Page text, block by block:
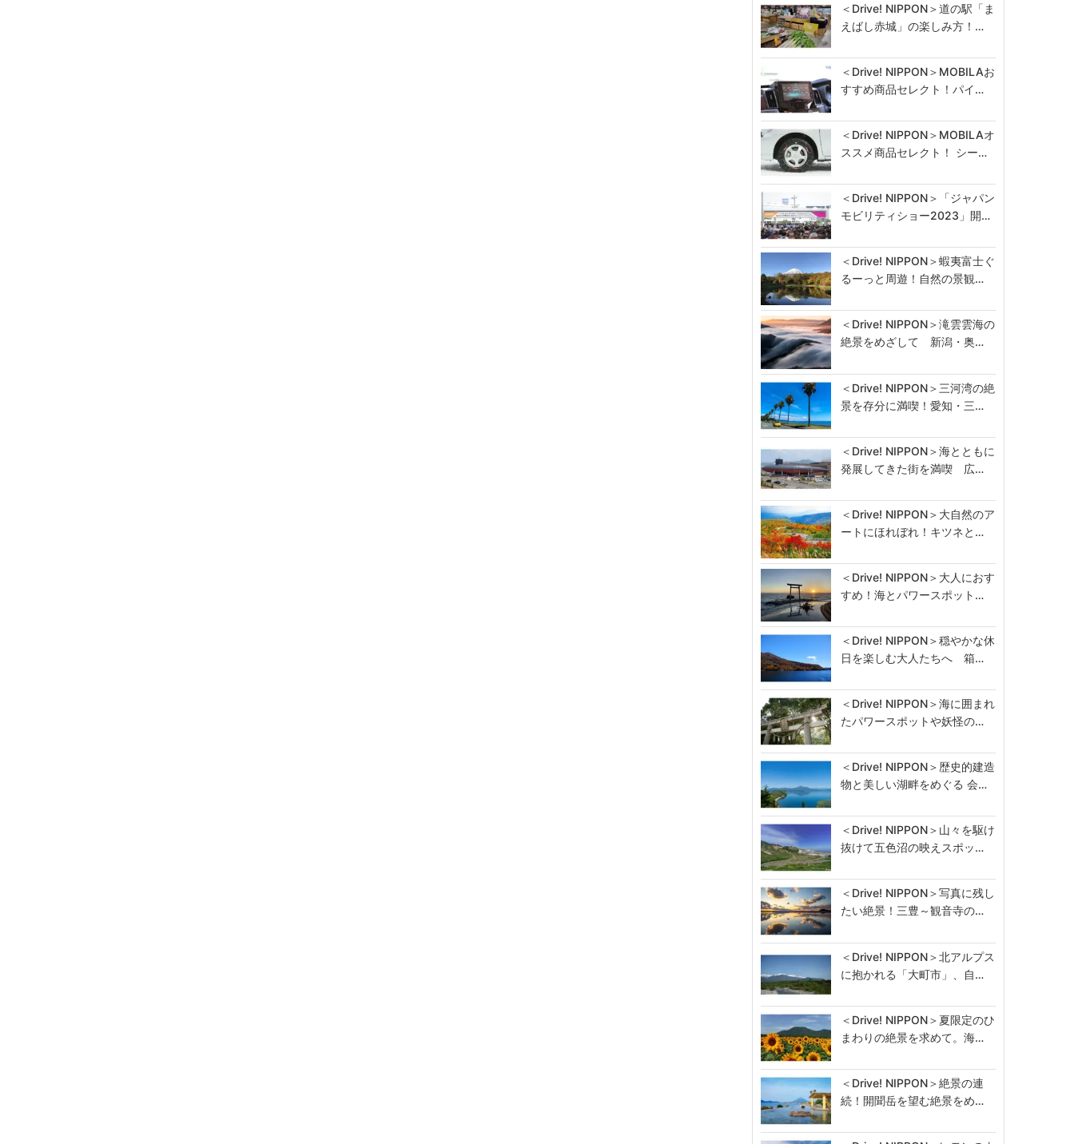
＜Drive! NIPPON＞道の駅「ま
えばし赤城」の楽しみ方！…
＜Drive! NIPPON＞MOBILAお
すすめ商品セレクト！パイ…
＜Drive! NIPPON＞MOBILAオ
ススメ商品セレクト！ シー…
＜Drive! NIPPON＞「ジャパン
モビリティショー2023」開…
＜Drive! NIPPON＞蝦夷富士ぐ
るーっと周遊！自然の景観…
＜Drive! NIPPON＞滝雲雲海の
絶景をめざして 新潟・奥…
＜Drive! NIPPON＞三河湾の絶
景を存分に満喫！愛知・三…
＜Drive! NIPPON＞海とともに
発展してきた街を満喫 広…
＜Drive! NIPPON＞大自然のア
ートにほれぼれ！キツネと…
＜Drive! NIPPON＞大人におす
すめ！海とパワースポット…
＜Drive! NIPPON＞穏やかな休
日を楽しむ大人たちへ 箱…
＜Drive! NIPPON＞海に囲まれ
たパワースポットや妖怪の…
＜Drive! NIPPON＞歴史的建造
物と美しい湖畔をめぐる 会…
＜Drive! NIPPON＞山々を駆け
抜けて五色沼の映えスポッ…
＜Drive! NIPPON＞写真に残し
たい絶景！三豊～観音寺の…
＜Drive! NIPPON＞北アルプス
に抱かれる「大町市」、自…
＜Drive! NIPPON＞夏限定のひ
まわりの絶景を求めて。海…
＜Drive! NIPPON＞絶景の連
続！開聞岳を望む絶景をめ…